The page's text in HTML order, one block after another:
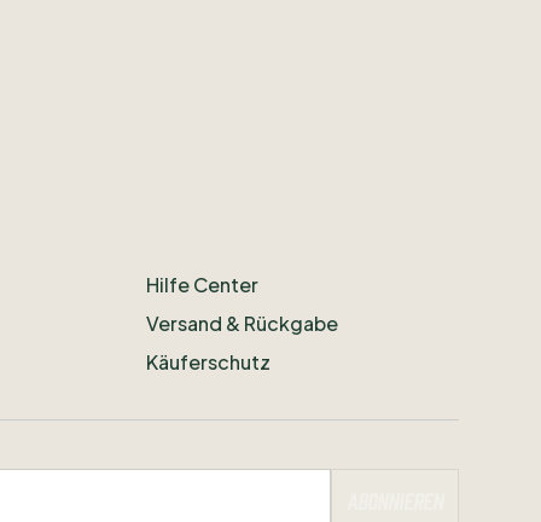
Hilfe Center
Versand & Rückgabe
Käuferschutz